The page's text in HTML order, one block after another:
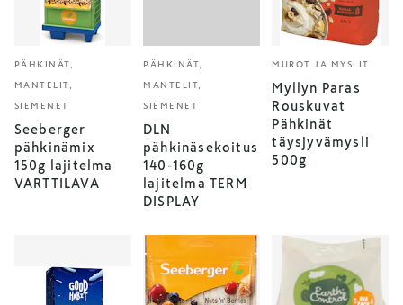
PÄHKINÄT,
MANTELIT,
SIEMENET
Seeberger
pähkinämix
150g lajitelma
VARTTILAVA
PÄHKINÄT,
MANTELIT,
SIEMENET
DLN
pähkinäsekoitus
140-160g
lajitelma TERM
DISPLAY
MUROT JA MYSLIT
Myllyn Paras
Rouskuvat
Pähkinät
täysjyvämysli
500g